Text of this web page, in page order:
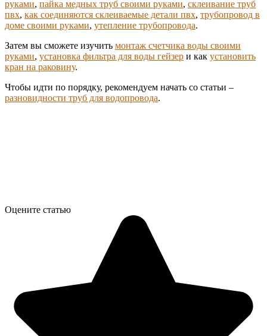
руками, пайка медных труб своими руками, склеивание труб
пвх, как соединяются склеиваемые детали пвх, трубопровод в
доме своими руками, утепление трубопровода.
Затем вы сможете изучить монтаж счетчика воды своими
руками, установка фильтра для воды гейзер и как установить
кран на раковину.
Чтобы идти по порядку, рекомендуем начать со статьи –
разновидности труб для водопровода.
Оцените статью